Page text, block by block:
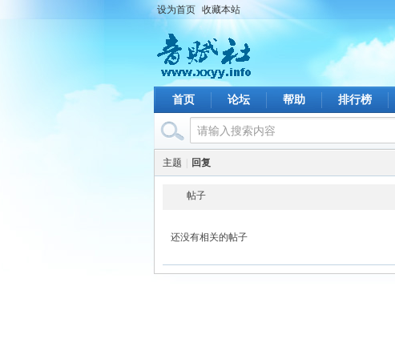
设为首页 收藏本站
首页 论坛 帮助 排行榜
主题 回复
帖子
还没有相关的帖子